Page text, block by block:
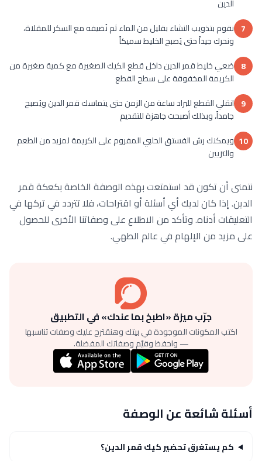
الدين
7 نقوم بتذويب النشاء بقليل من الماء ثم نُضيفه مع السكر للمقلاة،
ونحرك جيداً حتى يُصبح الخليط سميكاً
8 ضعي خليط قمر الدين داخل قطع الكيك الصغيرة مع كمية صغيرة من
الكريمة المخفوقة على سطح القطع
9 انقلي القطع للبراد ساعة من الزمن حتى يتماسك قمر الدين ويُصبح
جامداً، وبذلك أصبحت جاهزة للتقديم
10 ويمكنك رش الفستق الحلبي المفروم على الكريمة لمزيد من الطعم
والتزيين
نتمنى أن تكون قد استمتعت بهذه الوصفة الخاصة بكعكة قمر
الدين. إذا كان لديك أي أسئلة أو اقتراحات، فلا تتردد في تركها في
التعليقات أدناه. وتأكد من الاطلاع على وصفاتنا الأخرى للحصول
على مزيد من الإلهام في عالم الطهي.
جرّب ميزة «اطبخ بما عندك» في التطبيق
اكتب المكونات الموجودة في بيتك وهنقترح عليك وصفات تناسبها
— واحفظ وقيّم وصفاتك المفضلة.
أسئلة شائعة عن الوصفة
كم يستغرق تحضير كيك قمر الدين؟